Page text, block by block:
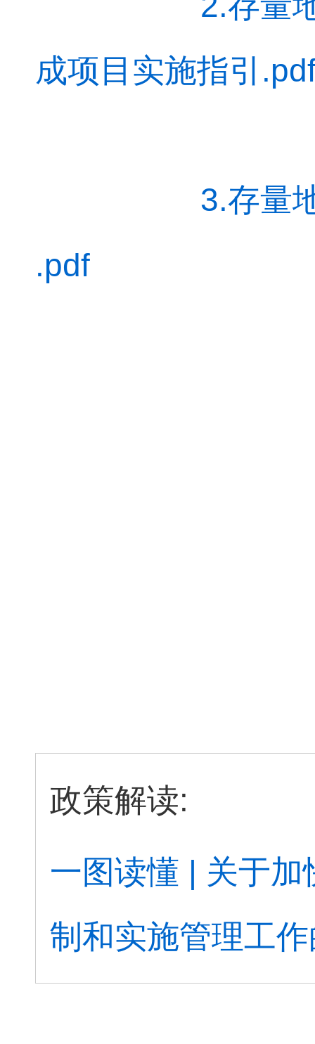
成项目实施指引
3.存量
.pdf
政策解读:
一图读懂 | 关于
制和实施管理工